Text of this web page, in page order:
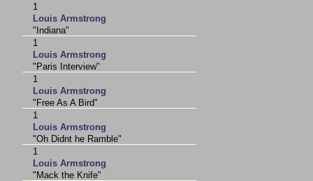
1
Louis Armstrong
"Indiana"
1
Louis Armstrong
"Paris Interview"
1
Louis Armstrong
"Free As A Bird"
1
Louis Armstrong
"Oh Didnt he Ramble"
1
Louis Armstrong
"Mack the Knife"